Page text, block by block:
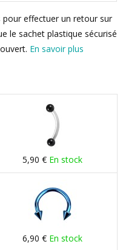
pour effectuer un retour sur
le sachet plastique sécurisé
En savoir plus
5,90 € En stock
6,90 € En stock